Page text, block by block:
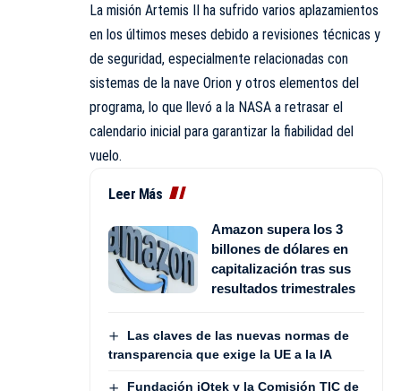
La misión Artemis II ha sufrido varios aplazamientos
en los últimos meses debido a revisiones técnicas y
de seguridad, especialmente relacionadas con
sistemas de la nave Orion y otros elementos del
programa, lo que llevó a la NASA a retrasar el
calendario inicial para garantizar la fiabilidad del
vuelo.
Leer Más
Amazon supera los 3
billones de dólares en
capitalización tras sus
resultados trimestrales
Las claves de las nuevas normas de
transparencia que exige la UE a la IA
Fundación iQtek y la Comisión TIC de